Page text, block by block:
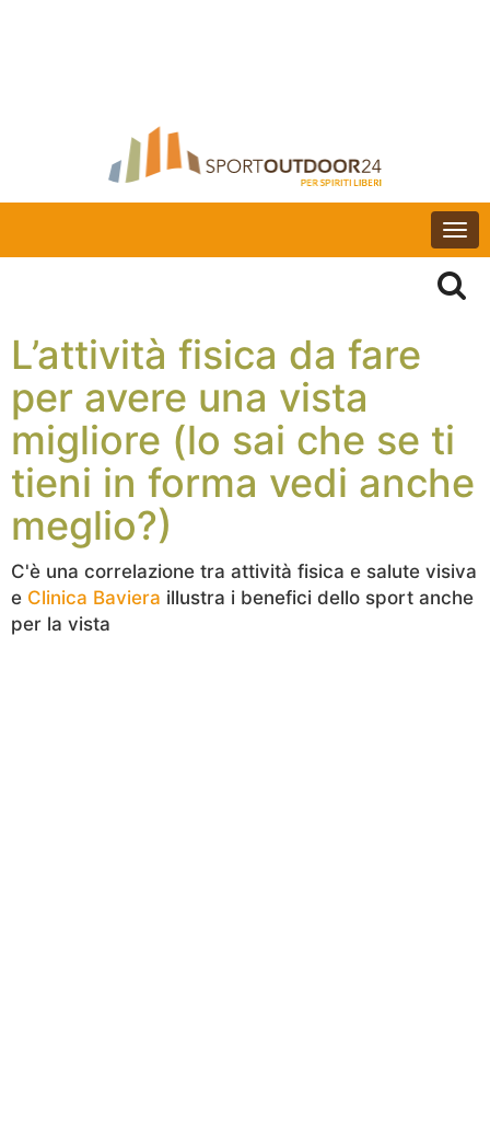
L’attività fisica da fare
per avere una vista
migliore (lo sai che se ti
tieni in forma vedi anche
meglio?)
C'è una correlazione tra attività fisica e salute visiva
e Clinica Baviera illustra i benefici dello sport anche
per la vista